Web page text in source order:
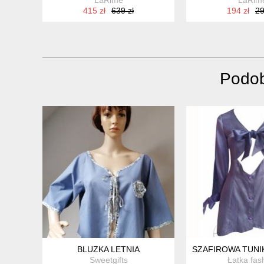
415 zł
639 zł
194 zł
BLUZKA LETNIA
Sweetgifts
SZAFIROWA
Łatka